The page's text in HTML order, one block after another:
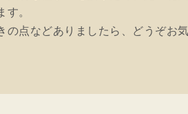
す。
の点などありましたら、どうぞお